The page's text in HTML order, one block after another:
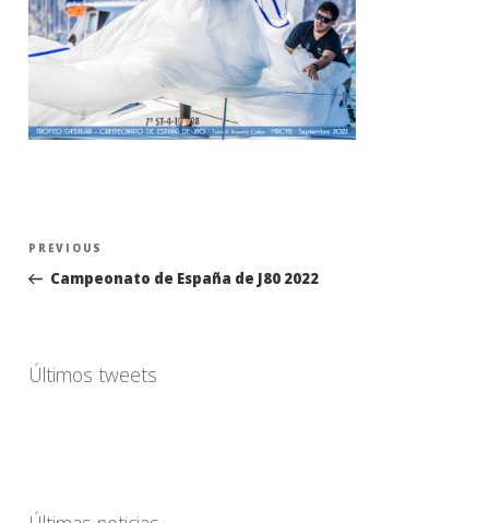
Navegación
entradas
Previous
Post
PREVIOUS
Campeonato de España de J80 2022
Últimos tweets